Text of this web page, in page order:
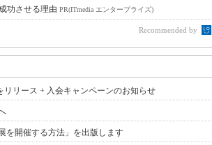
功させる理由 PR(ITmedia エンタープライズ)
Recommended by
リース + 入会キャンペーンのお知らせ
を開催する方法」を出版します